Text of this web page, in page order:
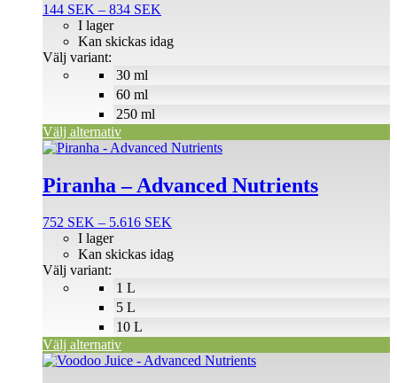
144 SEK – 834 SEK
till
30 ml
60 ml
250 ml
I lager
Kan skickas idag
Välj variant:
Välj alternativ
varianter.
olika
alternativen
produktsidan
Piranha – Advanced Nutrients
752 SEK – 5.616 SEK
till
1 L
5 L
10 L
I lager
Kan skickas idag
Välj variant:
Välj alternativ
Den
produkten
har
varianter.
olika
alternativen
produktsidan
Den